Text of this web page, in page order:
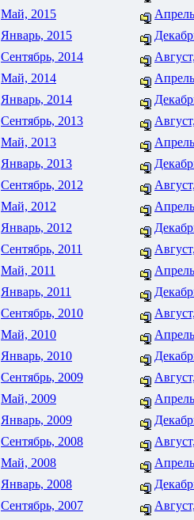
Май, 2015
Январь, 2015
Сентябрь, 2014
Май, 2014
Январь, 2014
Сентябрь, 2013
Май, 2013
Январь, 2013
Сентябрь, 2012
Май, 2012
Январь, 2012
Сентябрь, 2011
Май, 2011
Январь, 2011
Сентябрь, 2010
Май, 2010
Январь, 2010
Сентябрь, 2009
Май, 2009
Январь, 2009
Сентябрь, 2008
Май, 2008
Январь, 2008
Сентябрь, 2007